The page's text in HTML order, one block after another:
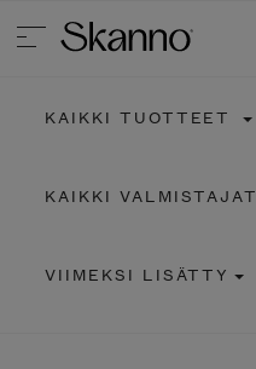
KAIKKI TUOTTEET
KAIKKI VALMISTAJAT
VIIMEKSI LISÄTTY